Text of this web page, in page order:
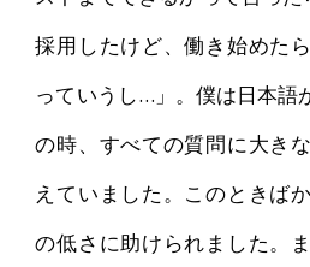
採用したけど、働き始めた
っていうし…」。僕は日本語
の時、すべての質問に大き
えていました。このときば
の低さに助けられました。